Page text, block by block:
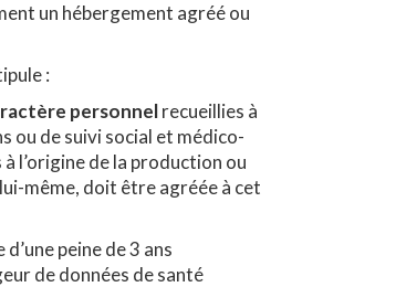
un hébergement agréé ou
:
personnelrecueillies à
ou de suivi social et médico-
l’origine de la production ou
même, doit être agréée à cet
peine de 3 ans
de données de santé